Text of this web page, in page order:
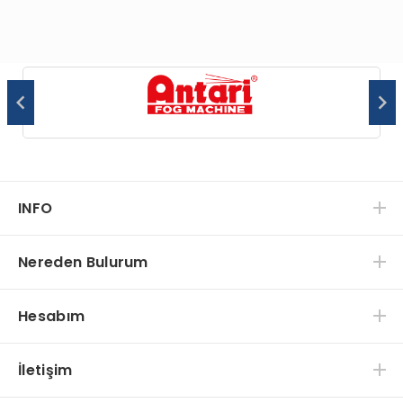
INFO
Nereden Bulurum
Hesabım
İletişim